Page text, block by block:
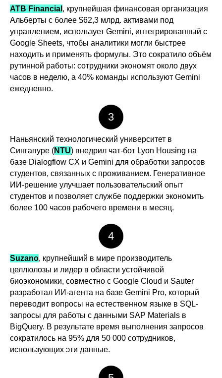
ATB Financial , крупнейшая финансовая организация
Альберты с более $62,3 млрд. активами под
управлением, использует Gemini, интегрированный с
Google Sheets, чтобы аналитики могли быстрее
находить и применять формулы. Это сократило объём
рутинной работы: сотрудники экономят около двух
часов в неделю, а 40% команды используют Gemini
ежедневно.
3
Наньянский технологический университет в
Сингапуре (NTU) внедрил чат-бот Lyon Housing на
базе Dialogflow CX и Gemini для обработки запросов
студентов, связанных с проживанием. Генеративное
ИИ-решение улучшает пользовательский опыт
студентов и позволяет службе поддержки экономить
более 100 часов рабочего времени в месяц.
4
Suzano, крупнейший в мире производитель
целлюлозы и лидер в области устойчивой
биоэкономики, совместно с Google Cloud и Sauter
разработал ИИ-агента на базе Gemini Pro, который
переводит вопросы на естественном языке в SQL-
запросы для работы с данными SAP Materials в
BigQuery. В результате время выполнения запросов
сократилось на 95% для 50 000 сотрудников,
использующих эти данные.